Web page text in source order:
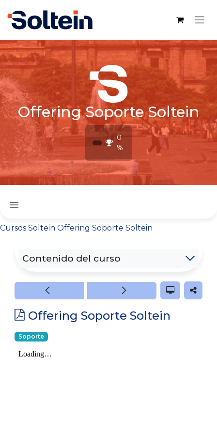
Offering Soporte Soltein
0
%
menu
Cursos Soltein Offering Soporte Soltein
Contenido del curso
Offering Soporte Soltein
Soporte